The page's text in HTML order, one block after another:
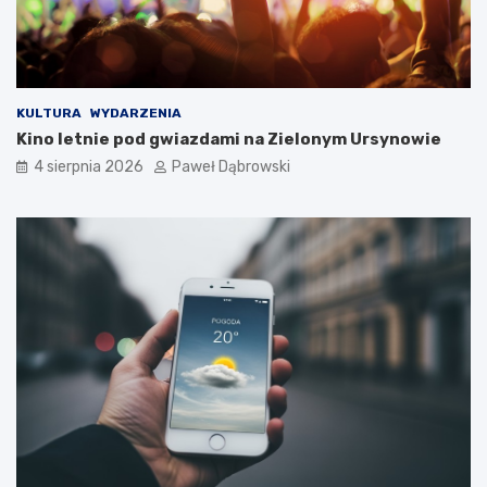
a
d
z
e
c
i
m
o
KULTURA WYDARZENIA
Kino letnie pod gwiazdami na Zielonym Ursynowie
4 sierpnia 2026 Paweł Dąbrowski